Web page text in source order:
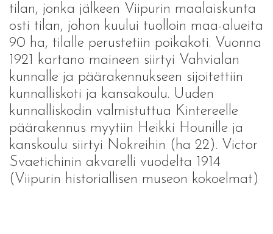
tilan, jonka jälkeen Viipurin maalaiskunta
osti tilan, johon kuului tuolloin maa-alueita
90 ha, tilalle perustetiin poikakoti. Vuonna
1921 kartano maineen siirtyi Vahvialan
kunnalle ja päärakennukseen sijoitettiin
kunnalliskoti ja kansakoulu. Uuden
kunnalliskodin valmistuttua Kintereelle
päärakennus myytiin Heikki Hounille ja
kanskoulu siirtyi Nokreihin (ha 22). Victor
Svaetichinin akvarelli vuodelta 1914
(Viipurin historiallisen museon kokoelmat)